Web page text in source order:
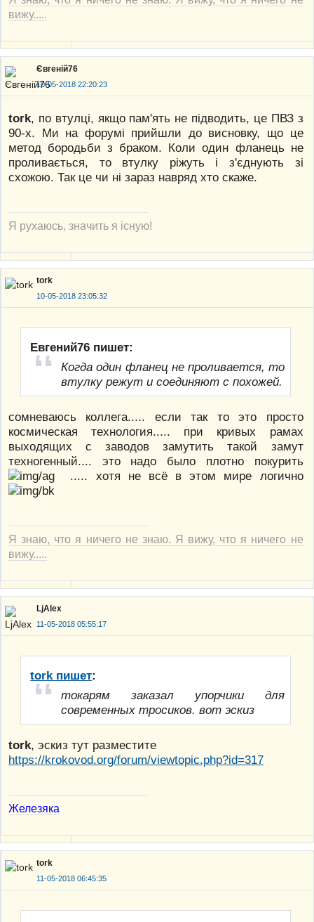
вижу.....
Євгеній76
10-05-2018 22:20:23
tork, по втулці, якщо пам'ять не підводить, це ПВЗ з
90-х. Ми на форумі прийшли до висновку, що це
метод бородьби з браком. Коли один фланець не
проливається, то втулку ріжуть і з'єднують зі
схожою. Так це чи ні зараз навряд хто скаже.
Я рухаюсь, значить я існую!
tork
10-05-2018 23:05:32
Евгений76 пишет:
Когда один фланец не проливается, то
втулку режут и соединяют с похожей.
сомневаюсь коллега..... если так то это просто
космическая технология..... при кривых рамах
выходящих с заводов замутить такой замут
техногенный.... это надо было плотно покурить
..... хотя не всё в этом мире логично
Я знаю, что я ничего не знаю. Я вижу, что я ничего не
вижу.....
LjAlex
11-05-2018 05:55:17
tork пишет:
токарям заказал упорчики для
современных тросиков. вот эскиз
tork, эскиз тут разместите
https://krokovod.org/forum/viewtopic.php?id=317
Железяка
tork
11-05-2018 06:45:35